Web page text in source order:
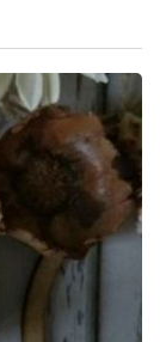
Что
Айва DH...
быть не
у меня есть
пару
слышала